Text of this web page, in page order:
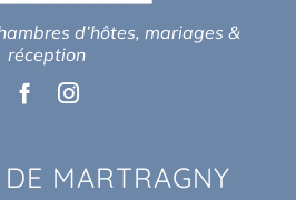
d’hôtes, mariages &
réception
MARTRAGNY